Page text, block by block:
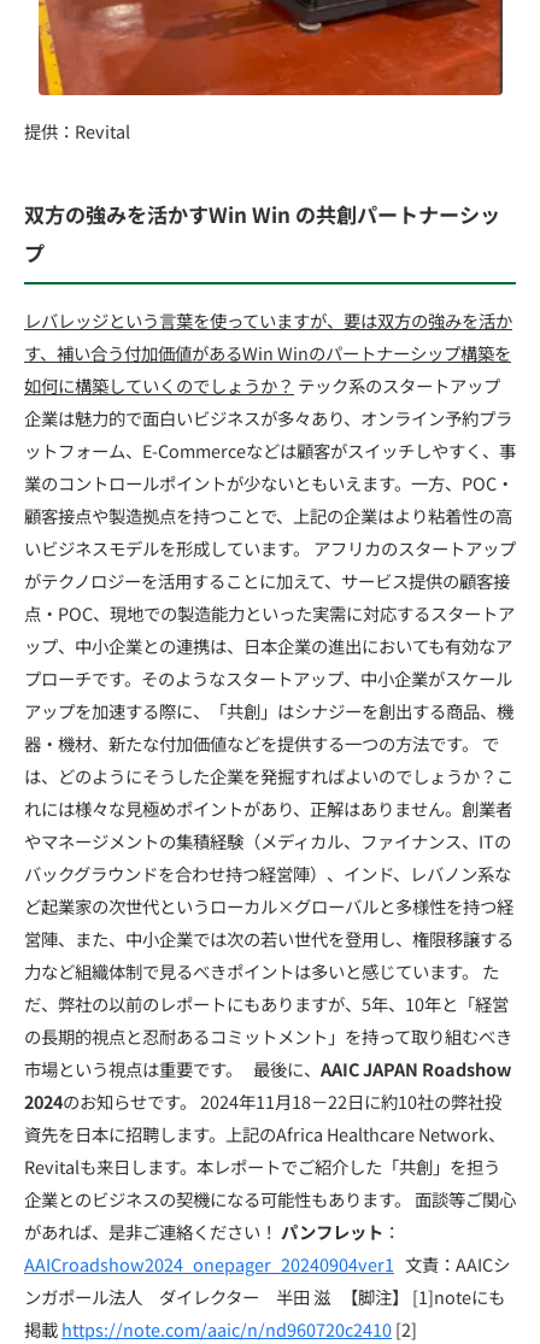
提供：Revital
双方の強みを活かすWin Win の共創パートナーシッ
プ
レバレッジという言葉を使っていますが、要は双方の強みを活か
す、補い合う付加価値があるWin Winのパートナーシップ構築を
如何に構築していくのでしょうか？ テック系のスタートアップ
企業は魅力的で面白いビジネスが多々あり、オンライン予約プラ
ットフォーム、E-Commerceなどは顧客がスイッチしやすく、事
業のコントロールポイントが少ないともいえます。一方、POC・
顧客接点や製造拠点を持つことで、上記の企業はより粘着性の高
いビジネスモデルを形成しています。 アフリカのスタートアップ
がテクノロジーを活用することに加えて、サービス提供の顧客接
点・POC、現地での製造能力といった実需に対応するスタートア
ップ、中小企業との連携は、日本企業の進出においても有効なア
プローチです。そのようなスタートアップ、中小企業がスケール
アップを加速する際に、「共創」はシナジーを創出する商品、機
器・機材、新たな付加価値などを提供する一つの方法です。 で
は、どのようにそうした企業を発掘すればよいのでしょうか？こ
れには様々な見極めポイントがあり、正解はありません。創業者
やマネージメントの集積経験（メディカル、ファイナンス、ITの
バックグラウンドを合わせ持つ経営陣）、インド、レバノン系な
ど起業家の次世代というローカル×グローバルと多様性を持つ経
営陣、また、中小企業では次の若い世代を登用し、権限移譲する
力など組織体制で見るべきポイントは多いと感じています。 た
だ、弊社の以前のレポートにもありますが、5年、10年と「経営
の長期的視点と忍耐あるコミットメント」を持って取り組むべき
市場という視点は重要です。 最後に、 AAIC JAPAN Roadshow
2024のお知らせです。 2024年11月18－22日に約10社の弊社投
資先を日本に招聘します。上記のAfrica Healthcare Network、
Revitalも来日します。本レポートでご紹介した「共創」を担う
企業とのビジネスの契機になる可能性もあります。 面談等ご関心
があれば、是非ご連絡ください！ パンフレット ：
AAICroadshow2024_onepager_20240904ver1 文責：AAICシ
ンガポール法人 ダイレクター 半田 滋 【脚注】 [1]noteにも
掲載https://note.com/aaic/n/nd960720c2410[2]